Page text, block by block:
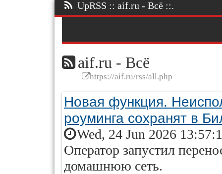
UpRSS :: aif.ru - Всё ::.
aif.ru - Всё
https://aif.ru/rss/all.php
Новая функция.
роуминга сохранят в
Wed, 24 Jun 2026
Оператор запустил
домашнюю сеть.